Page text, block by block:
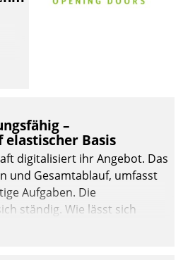
–
Basis
digitalisiert ihr Angebot. Das
und Gesamtablauf, umfasst
Aufgaben. Die
ständig. Wie lässt sich
und zugleich Freiraum